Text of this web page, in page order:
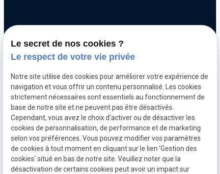
Optimisation automobile
Diagnostic électronique
Echappement inox et titane
Décalaminage hydrogène
Clonage de calculateur moteur
Mentions
légales
Politique de
confidentialité
Gestion
des
cookies
Plan du
site
Le secret de nos cookies ?
Le respect de votre vie privée
Notre site utilise des cookies pour améliorer votre expérience de
navigation et vous offrir un contenu personnalisé. Les cookies
strictement nécessaires sont essentiels au fonctionnement de
base de notre site et ne peuvent pas être désactivés.
Cependant, vous avez le choix d'activer ou de désactiver les
cookies de personnalisation, de performance et de marketing
selon vos préférences. Vous pouvez modifier vos paramètres
de cookies à tout moment en cliquant sur le lien 'Gestion des
cookies' situé en bas de notre site. Veuillez noter que la
désactivation de certains cookies peut avoir un impact sur